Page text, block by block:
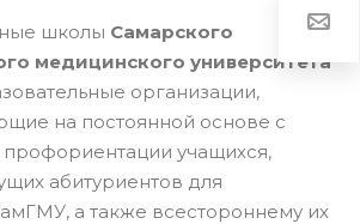
школы Самарского
медицинского университета
организации,
на постоянной основе с
учащихся,
абитуриентов для
а также всестороннему их